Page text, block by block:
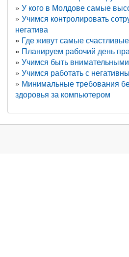
У кого в Молдове самые
Учимся контролировать
негатива
Где живут самые
Планируем рабочий день
Учимся быть
Учимся работать с
Минимальные требования
здоровья за компьютером